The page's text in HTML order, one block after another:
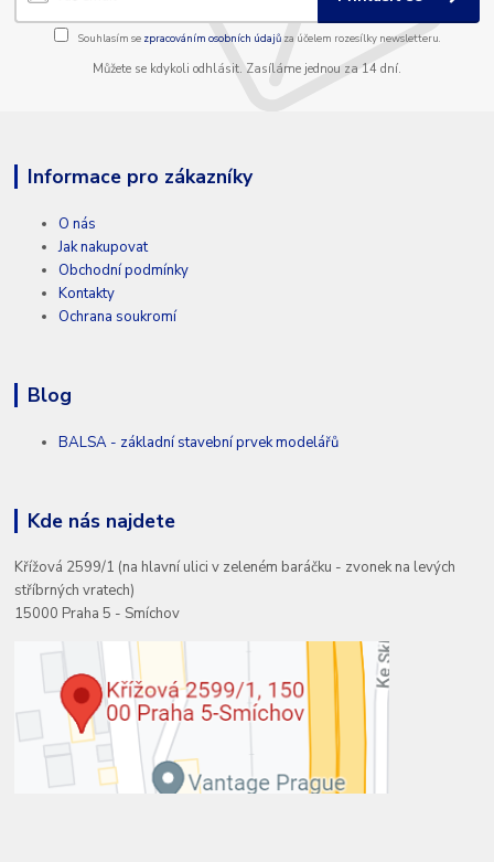
Souhlasím se zpracováním osobních údajůza účelem rozesílky newsletteru.
Můžete se kdykoli odhlásit. Zasíláme jednou za 14 dní.
Informace pro zákazníky
O nás
Jak nakupovat
Obchodní podmínky
Kontakty
Ochrana soukromí
Blog
BALSA - základní stavební prvek modelářů
Kde nás najdete
Křížová 2599/1 (na hlavní ulici v zeleném baráčku - zvonek na levých
stříbrných vratech)
15000 Praha 5 - Smíchov